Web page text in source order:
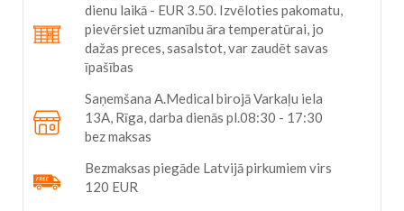
dienu laikā - EUR 3.50. Izvēloties pakomatu,
pievērsiet uzmanību āra temperatūrai, jo
dažas preces, sasalstot, var zaudēt savas
īpašības
Saņemšana A.Medical birojā Varkaļu iela
13A, Rīga, darba dienās pl.08:30 - 17:30
bez maksas
Bezmaksas piegāde Latvijā pirkumiem virs
120 EUR